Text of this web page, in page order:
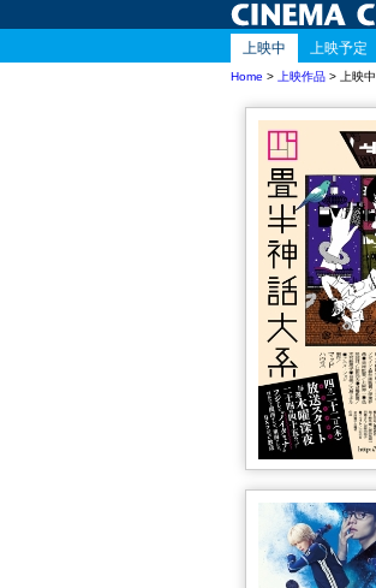
上映中
上映予定
Home > 上映作品 > 上映中